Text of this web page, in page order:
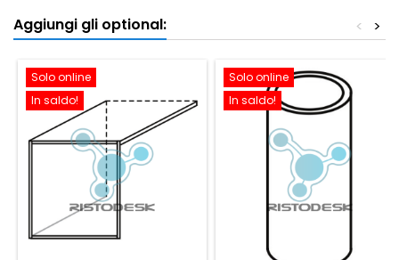
Aggiungi gli optional: >
<
Solo online
In saldo!
Solo online
In saldo!